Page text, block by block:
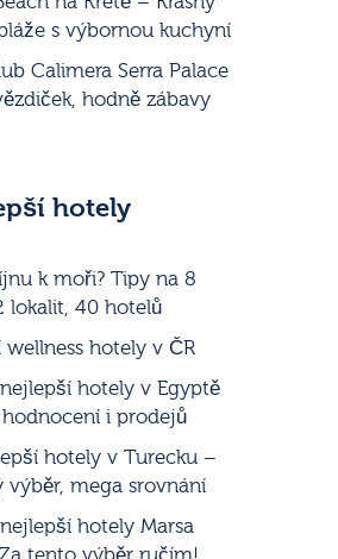
s výbornou kuchyní
Calimera Serra Palace
hodně zábavy
hotely
k moři? Tipy na 8
lokalit, 40 hotelů
hotely v ČR
hotely v Egyptě
i prodejů
hotely v Turecku –
výběr, mega srovnání
hotely Marsa